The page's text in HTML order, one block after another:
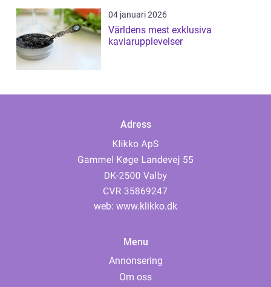
04 januari 2026
Världens mest exklusiva
kaviarupplevelser
Adress
web: www.klikko.dk
Menu
Annonsering
Om oss